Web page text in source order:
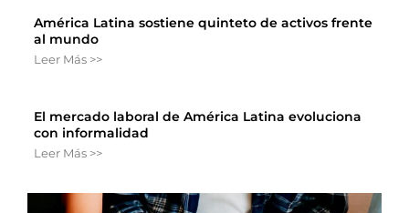
América Latina sostiene quinteto de activos frente
al mundo
Leer Más >>
El mercado laboral de América Latina evoluciona
con informalidad
Leer Más >>